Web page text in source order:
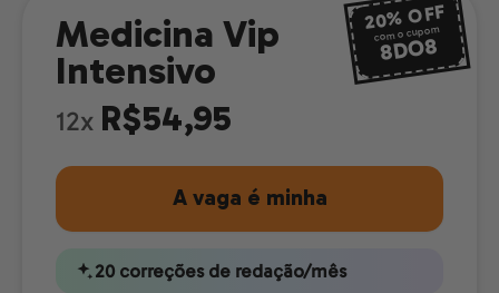
20%OFF
com o cupom
8DO8
Medicina Vip
Intensivo
12x R$54,95
A vaga é minha
20 correções de redação/mês